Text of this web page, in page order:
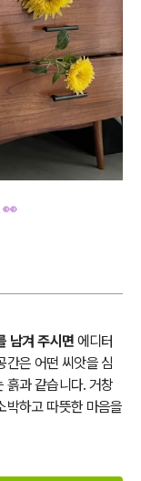
👀
남겨 주시면 에디터
간은 어떤 씨앗을 심
흙과 같습니다. 거창
박하고 따뜻한 마음을